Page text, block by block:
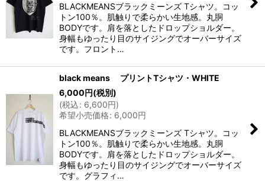
BLACKMEANSブラックミーンズ Tシャツ。コッ
トン100％。肌触りで柔らかい生地感。丸胴
BODYです。肩を落としたドロップショルダー。
身幅もゆったり目のサイジングでオーバーサイズ
です。フロント…
black means プリントTシャツ・WHITE
6,000円(税別)
(税込: 6,600円)
希望小売価格: 6,000円
BLACKMEANSブラックミーンズ Tシャツ。コッ
トン100％。肌触りで柔らかい生地感。丸胴
BODYです。肩を落としたドロップショルダー。
身幅もゆったり目のサイジングでオーバーサイズ
です。グラフィ…